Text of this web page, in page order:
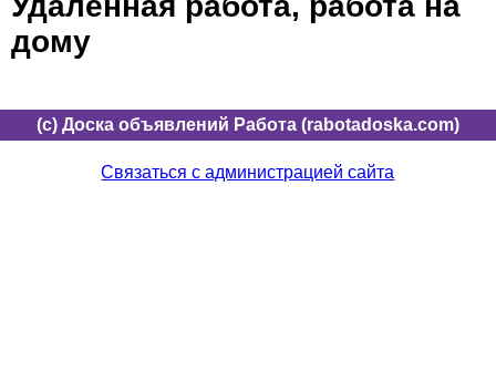
дому
(c) Доска объявлений Работа (rabotadoska.com)
Связаться с администрацией сайта